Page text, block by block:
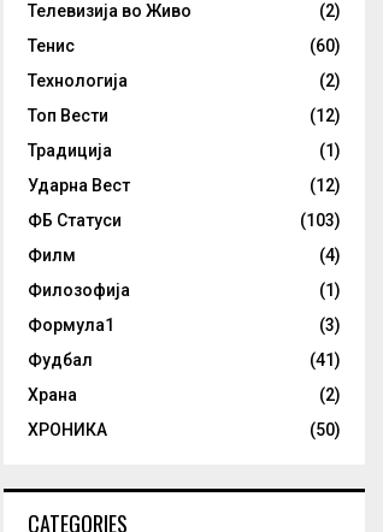
Телевизија во Живо
(2)
Тенис
(60)
Технологија
(2)
Топ Вести
(12)
Традиција
(1)
Ударна Вест
(12)
ФБ Статуси
(103)
Филм
(4)
Филозофија
(1)
Формула1
(3)
Фудбал
(41)
Храна
(2)
ХРОНИКА
(50)
CATEGORIES